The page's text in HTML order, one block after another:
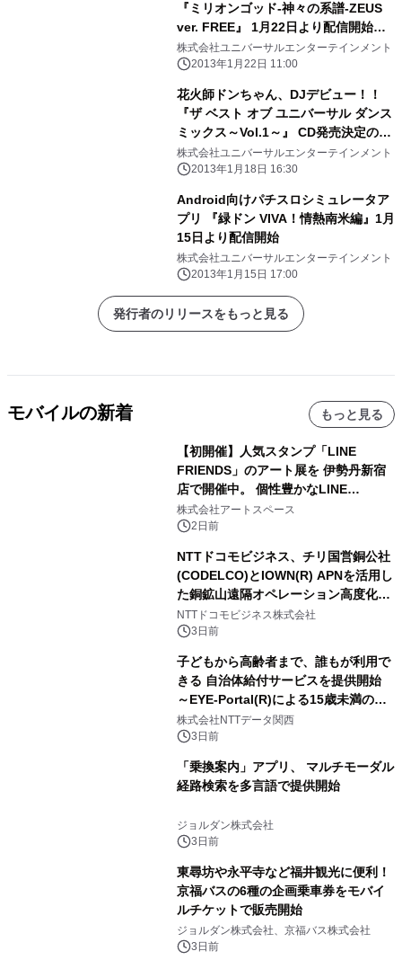
『ミリオンゴッド-神々の系譜-ZEUS
ver. FREE』 1月22日より配信開始の
お知らせ ～新機種導入記念！！パチス
ロアプリ大幅値下げキャンペーンも実
株式会社ユニバーサルエンターテインメント
2013年1月22日 11:00
花火師ドンちゃん、DJデビュー！！
『ザ ベスト オブ ユニバーサル ダンス
ミックス～Vol.1～』 CD発売決定のお
知らせ
株式会社ユニバーサルエンターテインメント
2013年1月18日 16:30
Android向けパチスロシミュレータア
プリ 『緑ドン VIVA！情熱南米編』1月
15日より配信開始
株式会社ユニバーサルエンターテインメント
2013年1月15日 17:00
発行者のリリースをもっと見る
モバイルの新着 もっと見る
【初開催】人気スタンプ「LINE
FRIENDS」のアート展を 伊勢丹新宿
店で開催中。 個性豊かなLINE
FRIENDSの仲間たちが インテリアア
ートとして新たな魅力を発信。
株式会社アートスペース
2日前
NTTドコモビジネス、チリ国営銅公社
(CODELCO)とIOWN(R) APNを活用し
た銅鉱山遠隔オペレーション高度化に
向けた調査・実証を開始
NTTドコモビジネス株式会社
3日前
子どもから高齢者まで、誰もが利用で
きる 自治体給付サービスを提供開始
～EYE-Portal(R)による15歳未満の本
人認証と デジタルデバイド対策で実現
～
株式会社NTTデータ関西
3日前
「乗換案内」アプリ、 マルチモーダル
経路検索を多言語で提供開始
ジョルダン株式会社
3日前
東尋坊や永平寺など福井観光に便利！
京福バスの6種の企画乗車券をモバイ
ルチケットで販売開始
ジョルダン株式会社、京福バス株式会社
3日前